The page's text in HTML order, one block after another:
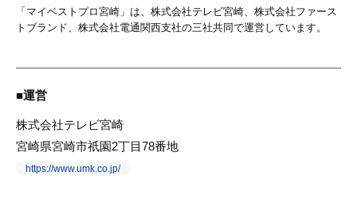
「マイベストプロ宮崎」は、株式会社テレビ宮崎、株式会社ファース
トブランド、株式会社電通関西支社の三社共同で運営しています。
運営
株式会社テレビ宮崎
宮崎県宮崎市祇園2丁目78番地
https://www.umk.co.jp/